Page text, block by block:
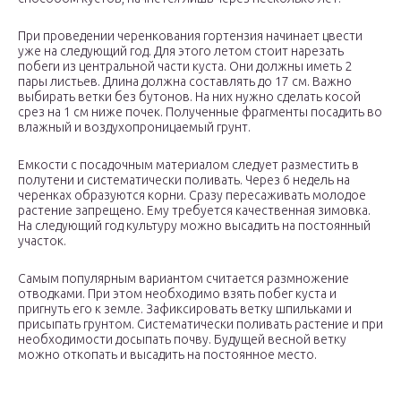
При проведении черенкования гортензия начинает цвести
уже на следующий год. Для этого летом стоит нарезать
побеги из центральной части куста. Они должны иметь 2
пары листьев. Длина должна составлять до 17 см. Важно
выбирать ветки без бутонов. На них нужно сделать косой
срез на 1 см ниже почек. Полученные фрагменты посадить во
влажный и воздухопроницаемый грунт.
Емкости с посадочным материалом следует разместить в
полутени и систематически поливать. Через 6 недель на
черенках образуются корни. Сразу пересаживать молодое
растение запрещено. Ему требуется качественная зимовка.
На следующий год культуру можно высадить на постоянный
участок.
Самым популярным вариантом считается размножение
отводками. При этом необходимо взять побег куста и
пригнуть его к земле. Зафиксировать ветку шпильками и
присыпать грунтом. Систематически поливать растение и при
необходимости досыпать почву. Будущей весной ветку
можно откопать и высадить на постоянное место.